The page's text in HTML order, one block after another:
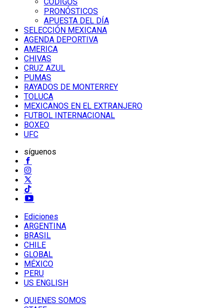
PRONÓSTICOS
APUESTA DEL DÍA
SELECCIÓN MEXICANA
AGENDA DEPORTIVA
AMERICA
CHIVAS
CRUZ AZUL
PUMAS
RAYADOS DE MONTERREY
TOLUCA
MEXICANOS EN EL EXTRANJERO
FUTBOL INTERNACIONAL
BOXEO
UFC
síguenos
Ediciones
ARGENTINA
BRASIL
CHILE
GLOBAL
MÉXICO
PERU
US ENGLISH
QUIENES SOMOS